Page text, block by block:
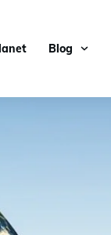
Blog